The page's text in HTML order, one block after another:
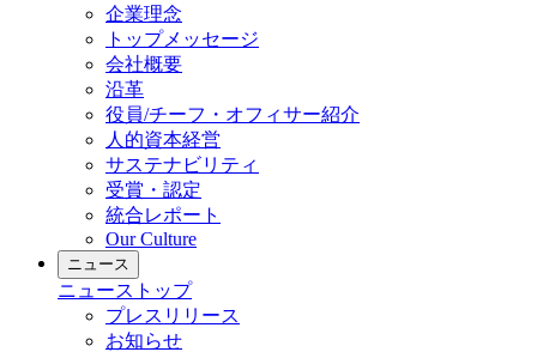
企業理念
トップメッセージ
会社概要
沿革
役員/チーフ・オフィサー紹介
人的資本経営
サステナビリティ
受賞・認定
統合レポート
Our Culture
ニュース
ニュース トップ
プレスリリース
お知らせ